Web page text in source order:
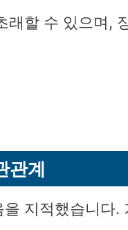
래할 수 있으며,
관계
지적했습니다.